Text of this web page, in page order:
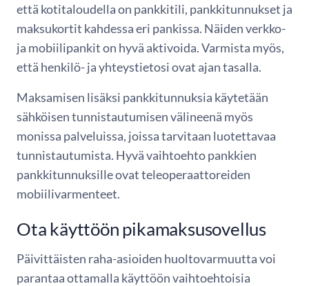
että kotitaloudella on pankkitili, pankkitunnukset ja
maksukortit kahdessa eri pankissa. Näiden verkko-
ja mobiilipankit on hyvä aktivoida. Varmista myös,
että henkilö- ja yhteystietosi ovat ajan tasalla.
Maksamisen lisäksi pankkitunnuksia käytetään
sähköisen tunnistautumisen välineenä myös
monissa palveluissa, joissa tarvitaan luotettavaa
tunnistautumista. Hyvä vaihtoehto pankkien
pankkitunnuksille ovat teleoperaattoreiden
mobiilivarmenteet.
Ota käyttöön pikamaksusovellus
Päivittäisten raha-asioiden huoltovarmuutta voi
parantaa ottamalla käyttöön vaihtoehtoisia